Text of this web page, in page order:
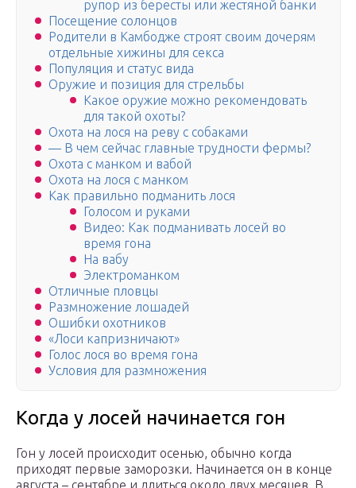
рупор из бересты или жестяной банки
Посещение солонцов
Родители в Камбодже строят своим дочерям
отдельные хижины для секса
Популяция и статус вида
Оружие и позиция для стрельбы
Какое оружие можно рекомендовать
для такой охоты?
Охота на лося на реву с собаками
— В чем сейчас главные трудности фермы?
Охота с манком и вабой
Охота на лося с манком
Как правильно подманить лося
Голосом и руками
Видео: Как подманивать лосей во
время гона
На вабу
Электроманком
Отличные пловцы
Размножение лошадей
Ошибки охотников
«Лоси капризничают»
Голос лося во время гона
Условия для размножения
Когда у лосей начинается гон
Гон у лосей происходит осенью, обычно когда
приходят первые заморозки. Начинается он в конце
августа – сентябре и длиться около двух месяцев. В